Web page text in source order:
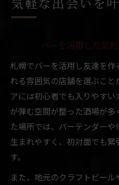
気軽な出会いを
バーを活用した気
札幌でバーを活用し友達を
れる雰囲気の店舗を選ぶこと
アには初心者でも入りやす
が弾む空間が整った酒場が多
た場所では、バーテンダー
生まれやすく、初対面でも
す。
また、地元のクラフトビー